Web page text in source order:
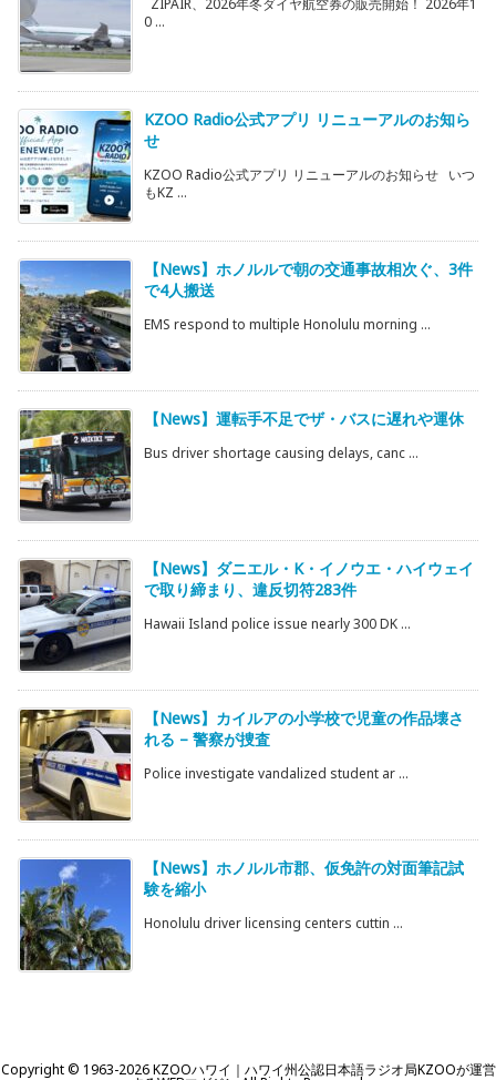
0 ...
KZOO Radio公式アプリ リニューアルのお知ら
せ
KZOO Radio公式アプリ リニューアルのお知らせ いつ
もKZ ...
【News】ホノルルで朝の交通事故相次ぐ、3件
で4人搬送
EMS respond to multiple Honolulu morning ...
【News】運転手不足でザ・バスに遅れや運休
Bus driver shortage causing delays, canc ...
【News】ダニエル・K・イノウエ・ハイウェイ
で取り締まり、違反切符283件
Hawaii Island police issue nearly 300 DK ...
【News】カイルアの小学校で児童の作品壊さ
れる – 警察が捜査
Police investigate vandalized student ar ...
【News】ホノルル市郡、仮免許の対面筆記試
験を縮小
Honolulu driver licensing centers cuttin ...
Copyright © 1963-2026KZOOハワイ｜ハワイ州公認日本語ラジオ局KZOOが運営